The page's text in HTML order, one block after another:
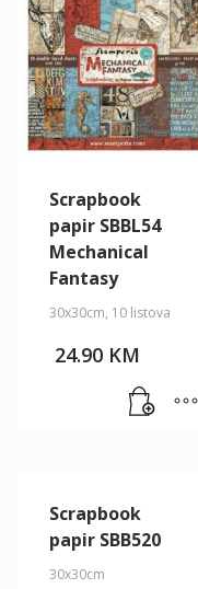
Scrapbook
papir SBBL54
Mechanical
Fantasy
30x30cm, 10 listova
24.90 KM
Scrapbook
papir SBB520
30x30cm